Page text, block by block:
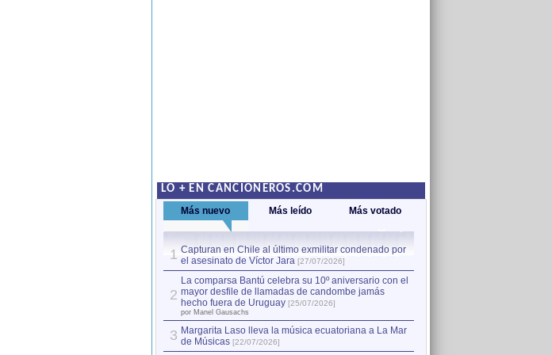
LO + EN CANCIONEROS.COM
Más nuevo Más leído Más votado
1 Capturan en Chile al último exmilitar condenado por
el asesinato de Víctor Jara [27/07/2026]
2
La comparsa Bantú celebra su 10º aniversario con el
mayor desfile de llamadas de candombe jamás
hecho fuera de Uruguay [25/07/2026]
por Manel Gausachs
3 Margarita Laso lleva la música ecuatoriana a La Mar
de Músicas [22/07/2026]